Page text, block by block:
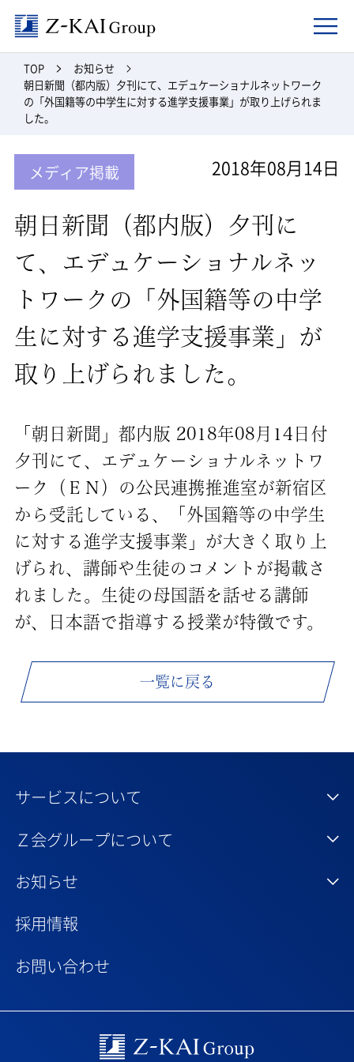
TOP
お知らせ
朝日新聞（都内版）夕刊にて、エデュケーショナルネットワーク
の「外国籍等の中学生に対する進学支援事業」が取り上げられま
した。
メディア掲載 2018年08月14日
朝日新聞（都内版）夕刊に
て、エデュケーショナルネッ
トワークの「外国籍等の中学
生に対する進学支援事業」が
取り上げられました。
「朝日新聞」都内版 2018年08月14日付
夕刊にて、エデュケーショナルネットワ
ーク（ＥＮ）の公民連携推進室が新宿区
から受託している、「外国籍等の中学生
に対する進学支援事業」が大きく取り上
げられ、講師や生徒のコメントが掲載さ
れました。生徒の母国語を話せる講師
が、日本語で指導する授業が特徴です。
一覧に戻る
サービスについて
Ｚ会グループについて
お知らせ
採用情報
お問い合わせ